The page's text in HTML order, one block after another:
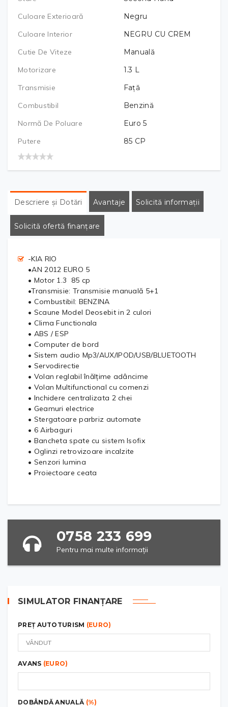
Culoare Exterioară
Negru
Culoare Interior
NEGRU CU CREM
Cutie De Viteze
Manuală
Motorizare
1.3 L
Transmisie
Față
Combustibil
Benzină
Normă De Poluare
Euro 5
Putere
85 CP
Descriere și Dotări Avantaje Solicită informații
Solicită ofertă finanțare
-KIA RIO
•AN 2012 EURO 5
• Motor 1.3 85 cp
•Transmisie: Transmisie manuală 5+1
• Combustibil: BENZINA
• Scaune Model Deosebit in 2 culori
• Clima Functionala
• ABS / ESP
• Computer de bord
• Sistem audio Mp3/AUX/IPOD/USB/BLUETOOTH
• Servodirectie
• Volan reglabil înălțime adâncime
• Volan Multifunctional cu comenzi
• Inchidere centralizata 2 chei
• Geamuri electrice
• Stergatoare parbriz automate
• 6 Airbaguri
• Bancheta spate cu sistem Isofix
• Oglinzi retrovizoare incalzite
• Senzori lumina
• Proiectoare ceata
0758 233 699
Pentru mai multe informații
SIMULATOR FINANȚARE
PREȚ AUTOTURISM (EURO)
AVANS (EURO)
DOBÂNDĂ ANUALĂ (%)